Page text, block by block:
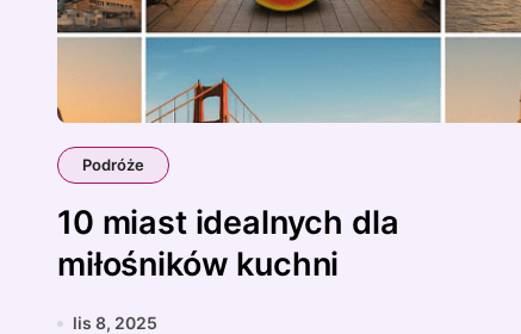
Podróże
10 miast idealnych dla
miłośników kuchni
lis 8, 2025